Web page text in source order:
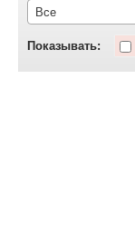
Все
Показывать: